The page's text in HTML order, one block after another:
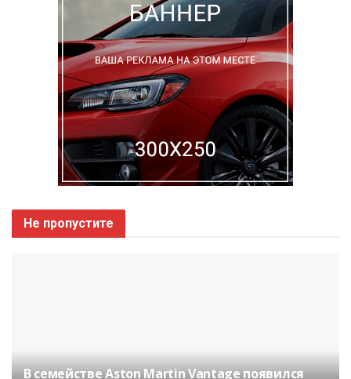
Не пропустите
В семействе Aston Martin Vantage появился